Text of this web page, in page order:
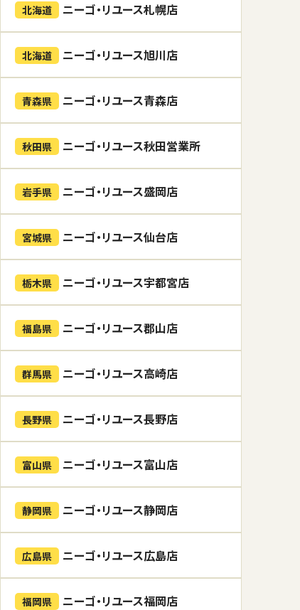
北海道 ニーゴ・リユース札幌店
北海道 ニーゴ・リユース旭川店
青森県 ニーゴ・リユース青森店
秋田県 ニーゴ・リユース秋田営業所
岩手県 ニーゴ・リユース盛岡店
宮城県 ニーゴ・リユース仙台店
栃木県 ニーゴ・リユース宇都宮店
福島県 ニーゴ・リユース郡山店
群馬県 ニーゴ・リユース高崎店
長野県 ニーゴ・リユース長野店
富山県 ニーゴ・リユース富山店
静岡県 ニーゴ・リユース静岡店
広島県 ニーゴ・リユース広島店
福岡県 ニーゴ・リユース福岡店